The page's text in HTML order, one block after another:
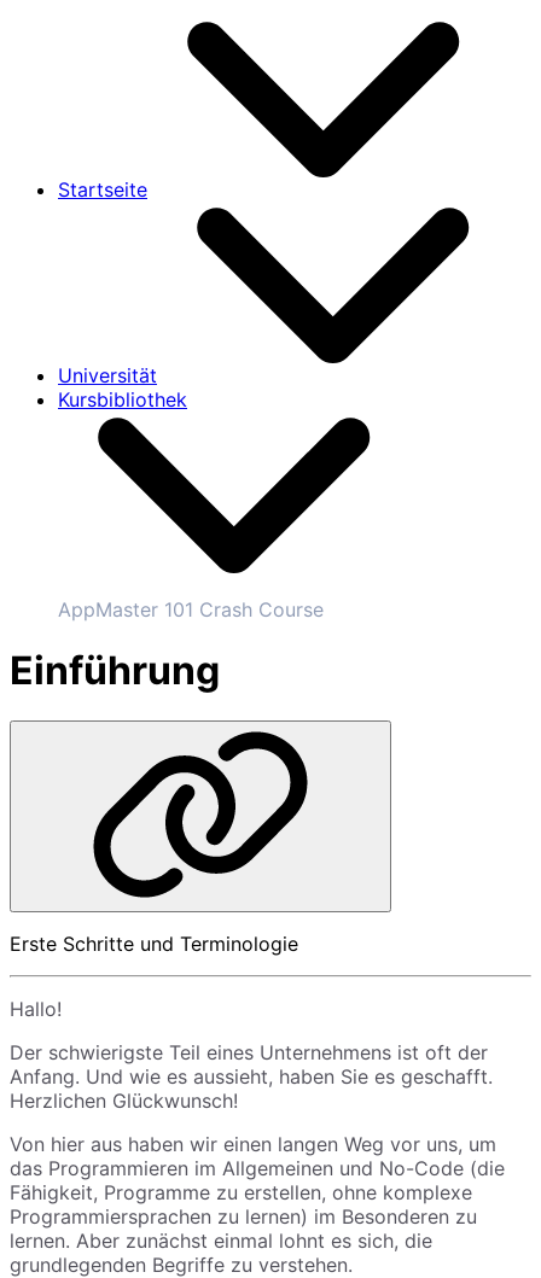
Startseite
Universität
Kursbibliothek
AppMaster 101 Crash Course
Einführung
Erste Schritte und Terminologie
Hallo!
Der schwierigste Teil eines Unternehmens ist oft der
Anfang. Und wie es aussieht, haben Sie es geschafft.
Herzlichen Glückwunsch!
Von hier aus haben wir einen langen Weg vor uns, um
das Programmieren im Allgemeinen und No-Code (die
Fähigkeit, Programme zu erstellen, ohne komplexe
Programmiersprachen zu lernen) im Besonderen zu
lernen. Aber zunächst einmal lohnt es sich, die
grundlegenden Begriffe zu verstehen.